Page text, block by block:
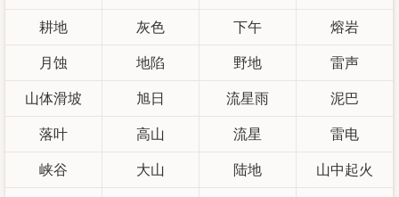
耕地 灰色 下午 熔岩
月蚀 地陷 野地 雷声
山体滑坡 旭日 流星雨 泥巴
落叶 高山 流星 雷电
峡谷 大山 陆地 山中起火